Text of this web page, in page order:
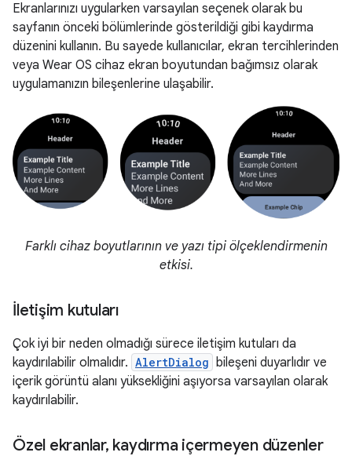
Ekranlarınızı uygularken varsayılan seçenek olarak bu
sayfanın önceki bölümlerinde gösterildiği gibi kaydırma
düzenini kullanın. Bu sayede kullanıcılar, ekran tercihlerinden
veya Wear OS cihaz ekran boyutundan bağımsız olarak
uygulamanızın bileşenlerine ulaşabilir.
Farklı cihaz boyutlarının ve yazı tipi ölçeklendirmenin
etkisi.
İletişim kutuları
Çok iyi bir neden olmadığı sürece iletişim kutuları da
kaydırılabilir olmalıdır. AlertDialog
bileşeni duyarlıdır ve
içerik görüntü alanı yüksekliğini aşıyorsa varsayılan olarak
kaydırılabilir.
Özel ekranlar, kaydırma içermeyen düzenler